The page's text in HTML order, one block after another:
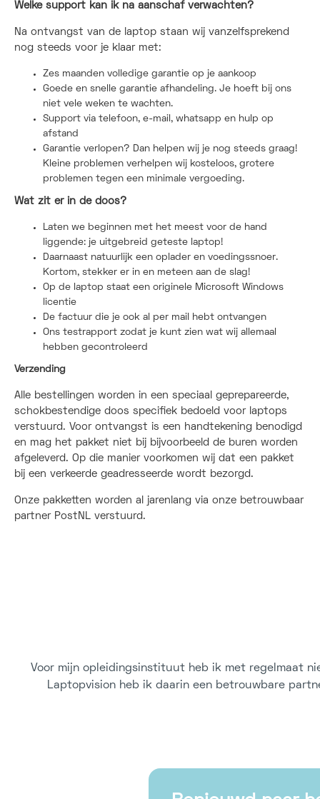
Welke support kan ik na aanschaf verwachten?
Na ontvangst van de laptop staan wij vanzelfsprekend
nog steeds voor je klaar met:
Zes maanden volledige garantie op je aankoop
Goede en snelle garantie afhandeling. Je hoeft bij ons
niet vele weken te wachten.
Support via telefoon, e-mail, whatsapp en hulp op
afstand
Garantie verlopen? Dan helpen wij je nog steeds graag!
Kleine problemen verhelpen wij kosteloos, grotere
problemen tegen een minimale vergoeding.
Wat zit er in de doos?
Laten we beginnen met het meest voor de hand
liggende: je uitgebreid geteste laptop!
Daarnaast natuurlijk een oplader en voedingssnoer.
Kortom, stekker er in en meteen aan de slag!
Op de laptop staat een originele Microsoft Windows
licentie
De factuur die je ook al per mail hebt ontvangen
Ons testrapport zodat je kunt zien wat wij allemaal
hebben gecontroleerd
Verzending
Alle bestellingen worden in een speciaal geprepareerde,
schokbestendige doos specifiek bedoeld voor laptops
verstuurd. Voor ontvangst is een handtekening benodigd
en mag het pakket niet bij bijvoorbeeld de buren worden
afgeleverd. Op die manier voorkomen wij dat een pakket
bij een verkeerde geadresseerde wordt bezorgd.
Onze pakketten worden al jarenlang via onze betrouwbaar
partner PostNL verstuurd.
Voor mijn opleidingsinstituut heb ik met regelmaat
Laptopvision heb ik daarin een betrouwbare